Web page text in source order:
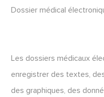
Dossier médical
Les dossiers médicaux
enregistrer des textes,
des graphiques, des